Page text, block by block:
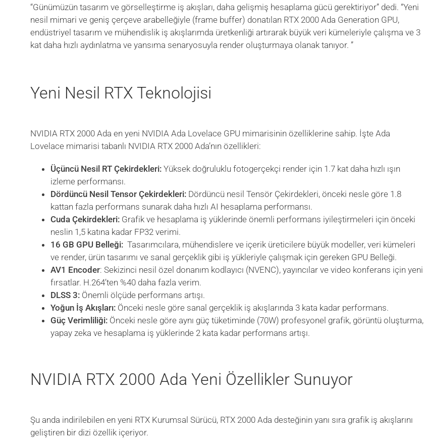
“Günümüzün tasarım ve görselleştirme iş akışları, daha gelişmiş hesaplama gücü gerektiriyor” dedi. “Yeni
nesil mimari ve geniş çerçeve arabelleğiyle (frame buffer) donatılan RTX 2000 Ada Generation GPU,
endüstriyel tasarım ve mühendislik iş akışlarımda üretkenliği artırarak büyük veri kümeleriyle çalışma ve 3
kat daha hızlı aydınlatma ve yansıma senaryosuyla render oluşturmaya olanak tanıyor. ”
Yeni Nesil RTX Teknolojisi
NVIDIA RTX 2000 Ada en yeni NVIDIA Ada Lovelace GPU mimarisinin özelliklerine sahip. İşte Ada
Lovelace mimarisi tabanlı NVIDIA RTX 2000 Ada’nın özellikleri:
Üçüncü Nesil RT Çekirdekleri:Yüksek doğruluklu fotogerçekçi render için 1.7 kat daha hızlı ışın
izleme performansı.
Dördüncü Nesil Tensor Çekirdekleri:Dördüncü nesil Tensör Çekirdekleri, önceki nesle göre 1.8
kattan fazla performans sunarak daha hızlı AI hesaplama performansı.
Cuda Çekirdekleri:Grafik ve hesaplama iş yüklerinde önemli performans iyileştirmeleri için önceki
neslin 1,5 katına kadar FP32 verimi.
16 GB GPU Belleği: Tasarımcılara, mühendislere ve içerik üreticilere büyük modeller, veri kümeleri
ve render, ürün tasarımı ve sanal gerçeklik gibi iş yükleriyle çalışmak için gereken GPU Belleği.
AV1 Encoder: Sekizinci nesil özel donanım kodlayıcı (NVENC), yayıncılar ve video konferans için yeni
fırsatlar. H.264’ten %40 daha fazla verim.
DLSS 3:Önemli ölçüde performans artışı.
Yoğun İş Akışları:Önceki nesle göre sanal gerçeklik iş akışlarında 3 kata kadar performans.
Güç Verimliliği:Önceki nesle göre aynı güç tüketiminde (70W) profesyonel grafik, görüntü oluşturma,
yapay zeka ve hesaplama iş yüklerinde 2 kata kadar performans artışı.
NVIDIA RTX 2000 Ada Yeni Özellikler Sunuyor
Şu anda indirilebilen en yeni RTX Kurumsal Sürücü, RTX 2000 Ada desteğinin yanı sıra grafik iş akışlarını
geliştiren bir dizi özellik içeriyor.